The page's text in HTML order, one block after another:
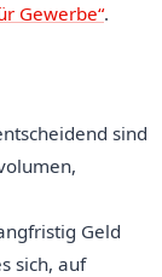
Gewerbe“.
sind
Geld
sich, auf